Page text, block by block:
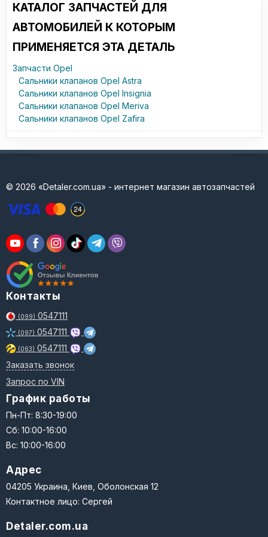
КАТАЛОГ ЗАПЧАСТЕЙ ДЛЯ
АВТОМОБИЛЕЙ К КОТОРЫМ
ПРИМЕНЯЕТСЯ ЭТА ДЕТАЛЬ
Запчасти Opel
Сальники клапанов Opel Astra
Сальники клапанов Opel Insignia
Сальники клапанов Opel Meriva
Сальники клапанов Opel Zafira
© 2026 «Detaler.com.ua» - интернет магазин автозапчастей
Контакты
(099) 0547111
(097) 0547111
(063) 0547111
Заказать звонок
Запрос по VIN
График работы
Пн-Пт: 8:30-19:00
Сб: 10:00-16:00
Вс: 10:00-16:00
Адрес
04205 Украина, Киев, Оболонская 12
Контактное лицо: Сергей
Detaler.com.ua